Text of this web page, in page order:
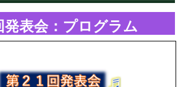
発表会：プログラム